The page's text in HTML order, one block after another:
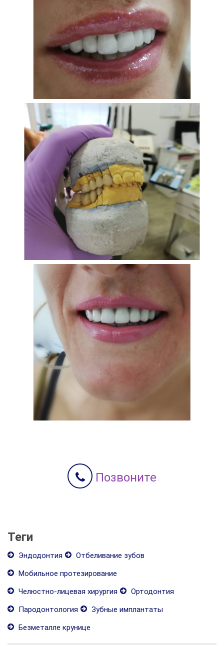
Позвоните
Теги
Эндодонтия
Отбеливание зубов
Мобильное протезирование
Челюстно-лицевая хирургия
Ортодонтия
Пародонтология
Зубные имплантаты
Безметалле крунице